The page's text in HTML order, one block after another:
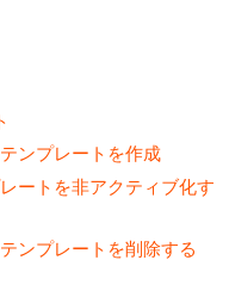
ンプレートを作成
ートを非アクティブ化す
ンプレートを削除する